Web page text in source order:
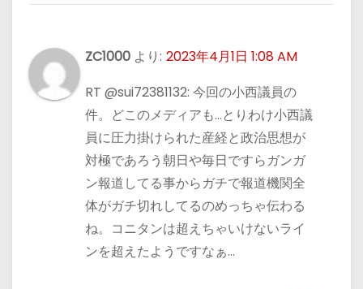
ZC1000 より: 2023年4月1日 1:08 AM
RT @sui72381132: 今回の小西議員の
件。どこのメディアも…とりわけ小西議
員に圧力掛けられた産経と政治思想が
対極であろう朝日や毎日ですらガンガ
ン報道してる事からガチで報道機関全
体がガチ切れしてるのめっちゃ伝わる
ね。コニタンは超えちゃいけないライ
ンを超えたようですなぁ…